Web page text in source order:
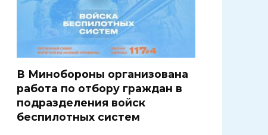
В Минобороны организована
работа по отбору граждан в
подразделения войск
беспилотных систем